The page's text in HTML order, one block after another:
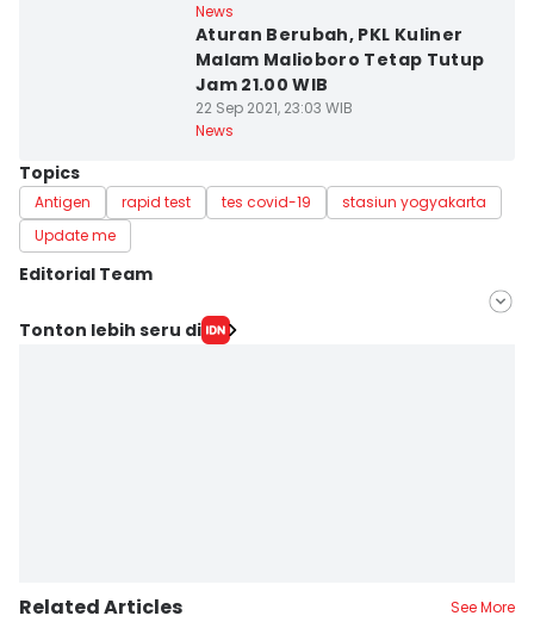
News
Aturan Berubah, PKL Kuliner
Malam Malioboro Tetap Tutup
Jam 21.00 WIB
22 Sep 2021, 23:03 WIB
News
Topics
Antigen rapid test tes covid-19
stasiun yogyakarta
Update me
Editorial Team
Editor
Tonton lebih seru di
Related Articles See More